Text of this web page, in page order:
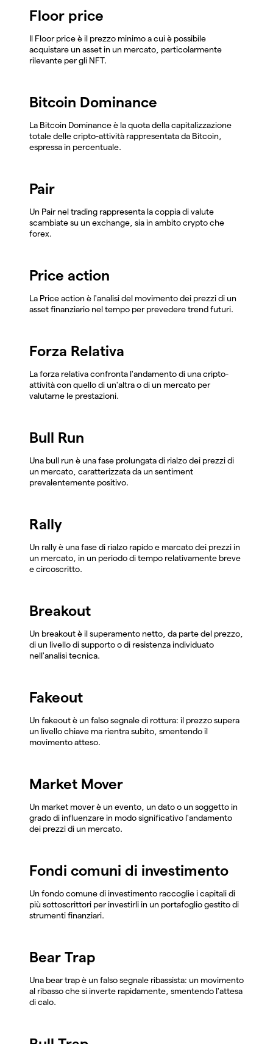
Floor price
Il Floor price è il prezzo minimo a cui è possibile
acquistare un asset in un mercato, particolarmente
rilevante per gli NFT.
Bitcoin Dominance
La Bitcoin Dominance è la quota della capitalizzazione
totale delle cripto-attività rappresentata da Bitcoin,
espressa in percentuale.
Pair
Un Pair nel trading rappresenta la coppia di valute
scambiate su un exchange, sia in ambito crypto che
forex.
Price action
La Price action è l'analisi del movimento dei prezzi di un
asset finanziario nel tempo per prevedere trend futuri.
Forza Relativa
La forza relativa confronta l'andamento di una cripto-
attività con quello di un'altra o di un mercato per
valutarne le prestazioni.
Bull Run
Una bull run è una fase prolungata di rialzo dei prezzi di
un mercato, caratterizzata da un sentiment
prevalentemente positivo.
Rally
Un rally è una fase di rialzo rapido e marcato dei prezzi in
un mercato, in un periodo di tempo relativamente breve
e circoscritto.
Breakout
Un breakout è il superamento netto, da parte del prezzo,
di un livello di supporto o di resistenza individuato
nell'analisi tecnica.
Fakeout
Un fakeout è un falso segnale di rottura: il prezzo supera
un livello chiave ma rientra subito, smentendo il
movimento atteso.
Market Mover
Un market mover è un evento, un dato o un soggetto in
grado di influenzare in modo significativo l'andamento
dei prezzi di un mercato.
Fondi comuni di investimento
Un fondo comune di investimento raccoglie i capitali di
più sottoscrittori per investirli in un portafoglio gestito di
strumenti finanziari.
Bear Trap
Una bear trap è un falso segnale ribassista: un movimento
al ribasso che si inverte rapidamente, smentendo l'attesa
di calo.